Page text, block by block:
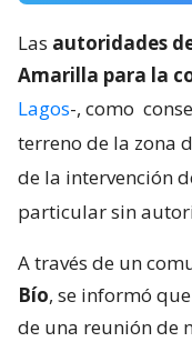
Las autoridades
Amarilla para la
Lagos-, como
terreno de la zona
de la intervención
particular sin
A través de un
Bío, se informó
de una reunión de